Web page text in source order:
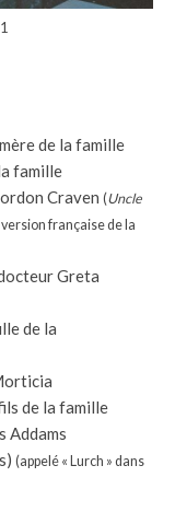
de la famille
famille
Craven (Uncle
française de la
Greta
de la
de la famille
Addams
(appelé « Lurch » dans